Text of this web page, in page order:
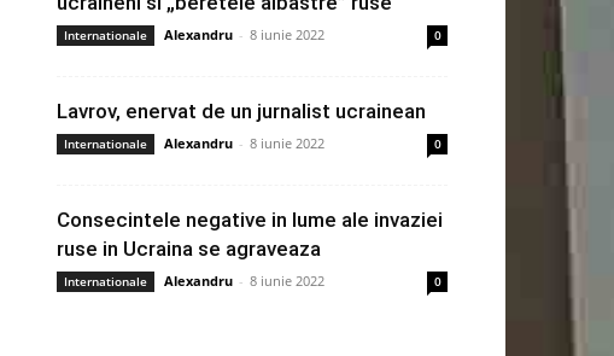
Internationale Alexandru - 8 iunie 2022 0
Lavrov, enervat de un jurnalist ucrainean
Internationale Alexandru - 8 iunie 2022 0
Consecintele negative in lume ale invaziei
ruse in Ucraina se agraveaza
Internationale Alexandru - 8 iunie 2022 0